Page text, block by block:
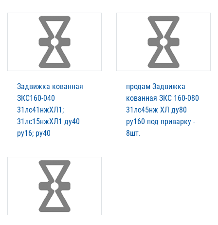
Задвижка кованная
ЗКС160-040
31лс41нжХЛ1;
31лс15нжХЛ1 ду40
ру16; ру40
продам Задвижка
кованная ЗКС 160-080
31лс45нж ХЛ ду80
ру160 под приварку -
8шт.